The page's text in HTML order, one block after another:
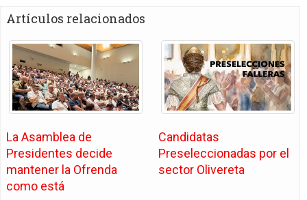
Artículos relacionados
La Asamblea de
Presidentes decide
mantener la Ofrenda
como está
Candidatas
Preseleccionadas por el
sector Olivereta